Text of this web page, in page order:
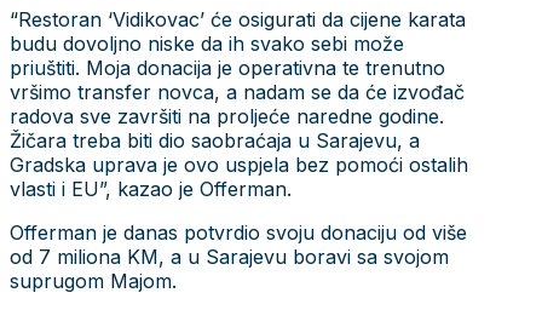
“Restoran ‘Vidikovac’ će osigurati da cijene karata
budu dovoljno niske da ih svako sebi može
priuštiti. Moja donacija je operativna te trenutno
vršimo transfer novca, a nadam se da će izvođač
radova sve završiti na proljeće naredne godine.
Žičara treba biti dio saobraćaja u Sarajevu, a
Gradska uprava je ovo uspjela bez pomoći ostalih
vlasti i EU”, kazao je Offerman.
Offerman je danas potvrdio svoju donaciju od više
od 7 miliona KM, a u Sarajevu boravi sa svojom
suprugom Majom.